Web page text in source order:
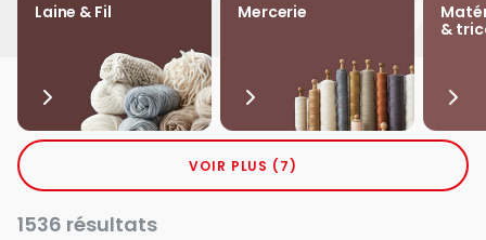
Laine & Fil Mercerie
&
VOIR PLUS (7)
1536 résultats